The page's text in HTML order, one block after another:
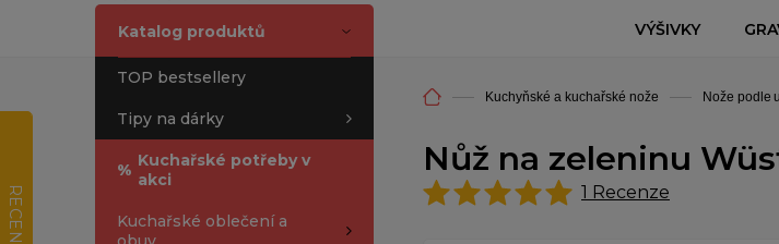
VÝŠIVKY
Katalog produktů
TOP bestsellery
Tipy na dárky
% Kuchařské potřeby v
akci
Kuchařské oblečení a
Kuchyňské a kuchařské nože Nože podle
Nůž na zeleninu
1 Recenze
RECENZE